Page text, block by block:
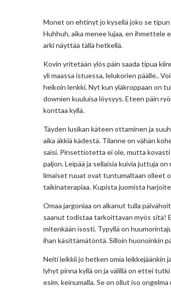
Monet on ehtinyt jo kysellä joko se
Huhhuh, aika menee lujaa, en ihmettele
arki näyttää tällä hetkellä.
Kovin yritetään ylös päin saada tipua
yli maassa istuessa, lelukorien päälle..
heikoin lenkki. Nyt kun yläkroppaan on
downien kuuluisa löysyys. Eteen päin
konttaa kyllä.
Täyden lusikan käteen ottaminen ja
aika äkkiä kädestä. Tilanne on vähän
saisi. Pinsettiotetta ei ole, mutta
paljon. Leipää ja sellaisia kuivia juttuja
limaiset ruuat ovat tuntumaltaan olleet
taikinaterapiaa. Kupista juomista
Omaa jargoniaa on alkanut tulla
saanut todistaa tarkoittavan myös sitä!
mitenkään isosti. Typyllä on
ihan käsittämätöntä. Silloin huonoinkin
Neiti leikkii jo hetken omia leikkejäänkin
lyhyt pinna kyllä on ja välillä on ettei
esim. keinumalla. Se on ollut iso